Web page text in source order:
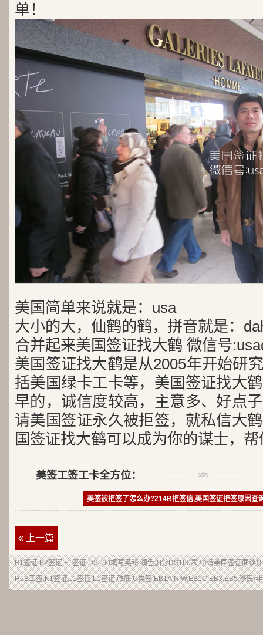
单！
美国简单来说就是：usa
大小的大，仙鹤的鹤，拼音就是：
合并起来美国签证找大鹤 微信号
美国签证找大鹤是从2005年开始研
括美国绿卡工卡等，美国签证找大
早的，诚信度较高，主意多、好点
请美国签证永久被拒签，就私信大
国签证找大鹤可以成为你的谋士，
美签工签工卡全方位：
美签被拒签了怎么办?214B拒签信,美国签证拒签原因查
« 上一篇
B1签证.B2签证.F1签证.DS160填写奥秘,润色加分DS160表,申请美国签证面谈
H1B工签,K1签证,J1签证,L1签证,政庇,U类签,EB1A,NIW,EB1C,EB3,EB5,移民/